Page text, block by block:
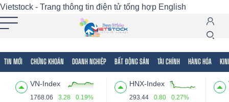
Vietstock - Trang thông tin điện tử tổng hợp English
TIN MỚI CHỨNG KHOÁN DOANH NGHIỆP BẤT ĐỘNG SẢN TÀI CHÍNH HÀNG HÓA
VN-Index
1768.06 3.28 0.19%
HNX-Index
293.44 0.80 0.27%
Tất cả Tính năng Ngành Mã chứng khoán
Tính